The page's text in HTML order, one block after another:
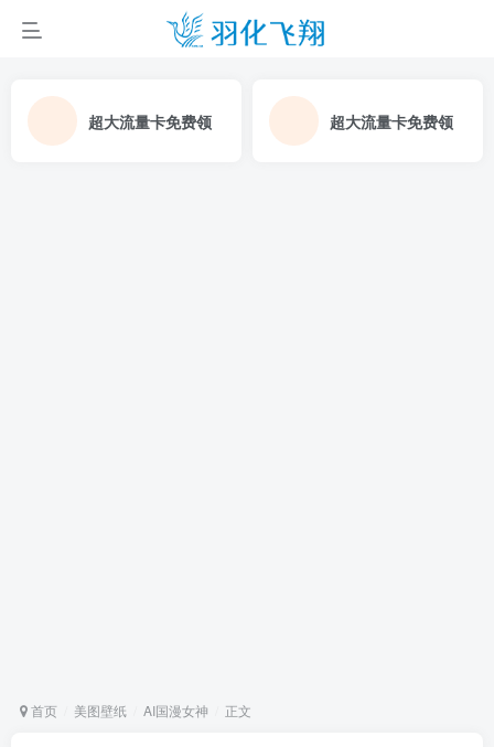
超大流量卡免费领 超大流量卡免费领
首页 美图壁纸 AI国漫女神 正文